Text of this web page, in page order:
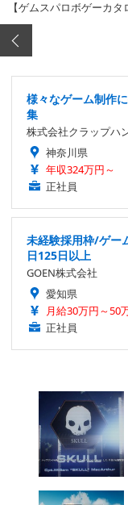
【ゲムスパロボゲーカタ
様々なゲーム制作
集
株式会社クラップハ
神奈川県
年収324万円～
正社員
未経験採用枠/ゲー
日125日以上
GOEN株式会社
愛知県
月給30万円～50
正社員